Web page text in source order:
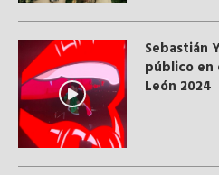
Sebastián
público en
León 2024